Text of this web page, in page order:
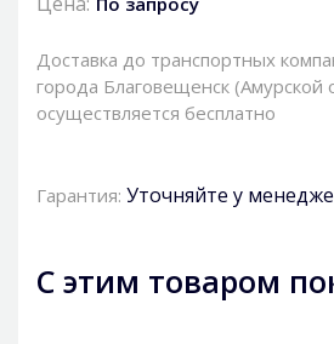
Доставка до транспортных
города Благовещенск (Амурской
осуществляется бесплатно
Гарантия: Уточняйте у
С этим товаром